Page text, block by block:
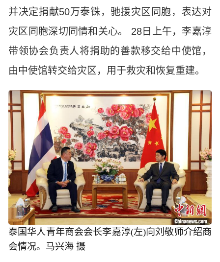
并决定捐献50万泰铢，驰援灾区同胞，表达对
灾区同胞深切同情和关心。 28日上午，李嘉淳
带领协会负责人将捐助的善款移交给中使馆，
由中使馆转交给灾区，用于救灾和恢复重建。
泰国华人青年商会会长李嘉淳(左)向刘敬师介绍商
会情况。马兴海 摄